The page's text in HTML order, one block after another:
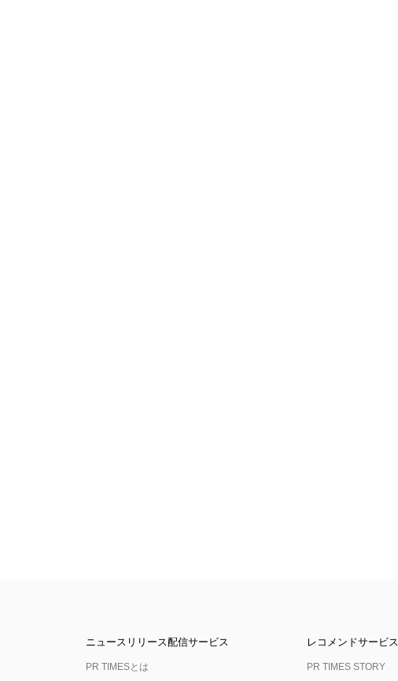
ニュースリリース配信サービス
PR TIMESとは
レコメンドサービス
PR TIMES STORY